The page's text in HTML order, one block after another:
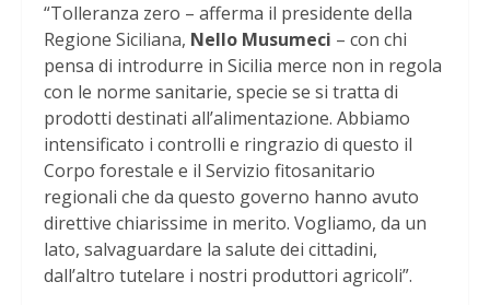
“Tolleranza zero – afferma il presidente della
Regione Siciliana, Nello Musumeci – con chi
pensa di introdurre in Sicilia merce non in regola
con le norme sanitarie, specie se si tratta di
prodotti destinati all’alimentazione. Abbiamo
intensificato i controlli e ringrazio di questo il
Corpo forestale e il Servizio fitosanitario
regionali che da questo governo hanno avuto
direttive chiarissime in merito. Vogliamo, da un
lato, salvaguardare la salute dei cittadini,
dall’altro tutelare i nostri produttori agricoli”.